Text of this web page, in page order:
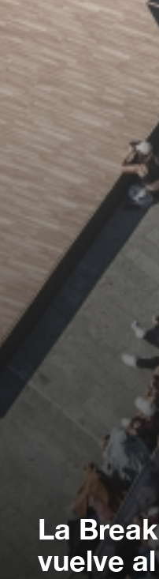
La
vuelve